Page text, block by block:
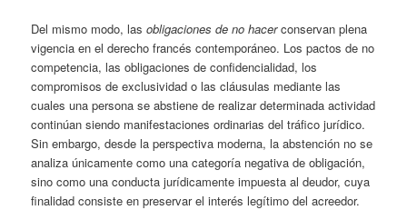
Del mismo modo, lasobligaciones de no hacerconservan plena
vigencia en el derecho francés contemporáneo. Los pactos de no
competencia, las obligaciones de confidencialidad, los
compromisos de exclusividad o las cláusulas mediante las
cuales una persona se abstiene de realizar determinada actividad
continúan siendo manifestaciones ordinarias del tráfico jurídico.
Sin embargo, desde la perspectiva moderna, la abstención no se
analiza únicamente como una categoría negativa de obligación,
sino como una conducta jurídicamente impuesta al deudor, cuya
finalidad consiste en preservar el interés legítimo del acreedor.